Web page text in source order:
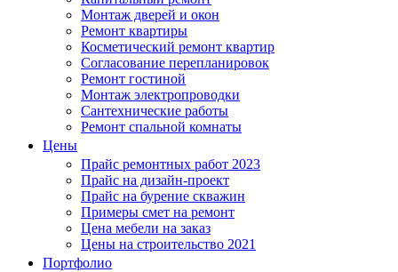
Монтаж дверей и окон
Ремонт квартиры
Косметический ремонт квартир
Согласование перепланировок
Ремонт гостиной
Монтаж электропроводки
Сантехнические работы
Ремонт спальной комнаты
Цены
Прайс ремонтных работ 2023
Прайс на дизайн-проект
Прайс на бурение скважин
Примеры смет на ремонт
Цена мебели на заказ
Цены на строительство 2021
Портфолио